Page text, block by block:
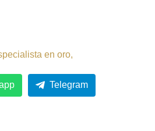
en oro,
Telegram